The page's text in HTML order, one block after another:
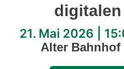
digitalen
21. Mai 2026
Alter